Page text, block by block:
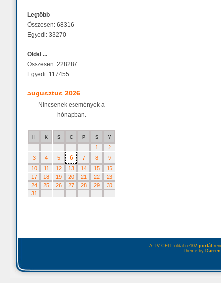
Legtöbb
Összesen: 68316
Egyedi: 33270
Oldal ...
Összesen: 228287
Egyedi: 117455
augusztus 2026
Nincsenek események a
hónapban.
H K S C P S V
1
2
3
4 5 6 7 8
9
10
11 12 13 14 15
16
17
18 19 20 21 22
23
24
25 26 27 28 29
30
31
A TV-CELL oldala e107 portál
Theme by